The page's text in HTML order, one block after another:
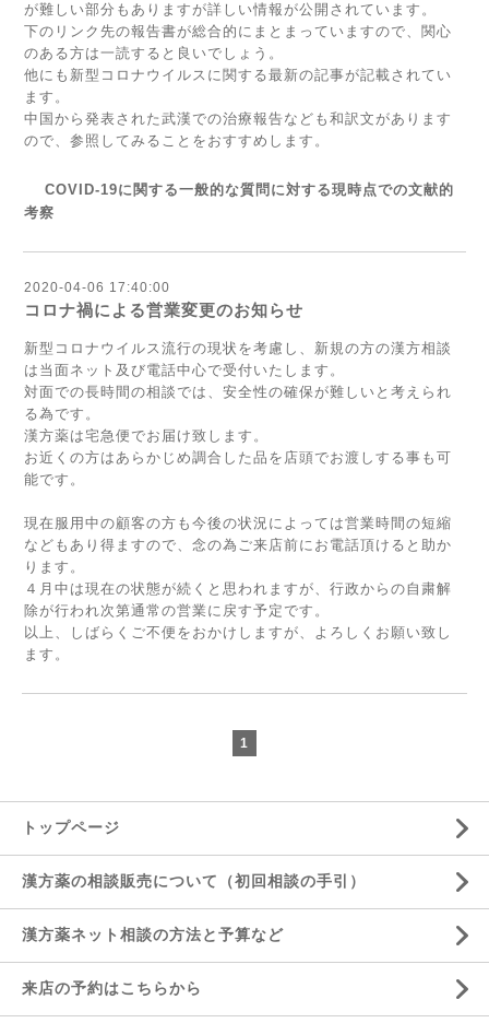
が難しい部分もありますが詳しい情報が公開されています。
下のリンク先の報告書が総合的にまとまっていますので、関心
のある方は一読すると良いでしょう。
他にも新型コロナウイルスに関する最新の記事が記載されてい
ます。
中国から発表された武漢での治療報告なども和訳文があります
ので、参照してみることをおすすめします。
COV D-19に 関する一般的な質 問 に対する現時点での文献的
考察
2020-04-06 17:40:00
コロナ禍による営業変更のお知らせ
新型コロナウイルス流行の現状を考慮し、新規の方の漢方相談
は当面ネット及び電話中心で受付いたします。
対面での長時間の相談では、安全性の確保が難しいと考えられ
る為です。
漢方薬は宅急便でお届け致します。
お近くの方はあらかじめ調合した品を店頭でお渡しする事も可
能です。
現在服用中の顧客の方も今後の状況によっては営業時間の短縮
などもあり得ますので、念の為ご来店前にお電話頂けると助か
ります。
４月中は現在の状態が続くと思われますが、行政からの自粛解
除が行われ次第通常の営業に戻す予定です。
以上、しばらくご不便をおかけしますが、よろしくお願い致し
ます。
1
トップページ
漢方薬の相談販売について（初回相談の手引）
漢方薬ネット相談の方法と予算など
来店の予約はこちらから